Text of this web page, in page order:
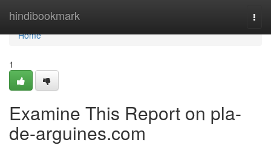
hindibookmark
Home
Home
1
Examine This Report on pla-
de-arguines.com